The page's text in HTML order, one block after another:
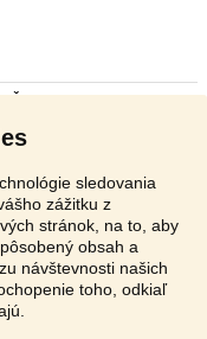
sledovania
zážitku z
stránok, na to, aby
obsah a
návštevnosti našich
toho, odkiaľ